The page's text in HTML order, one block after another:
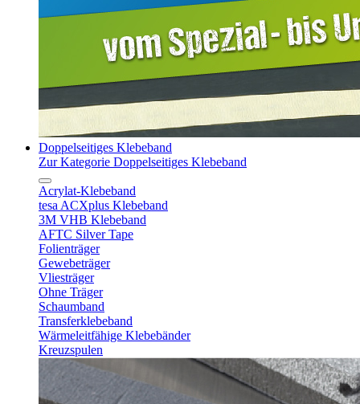
Doppelseitiges Klebeband
Zur Kategorie Doppelseitiges Klebeband
Acrylat-Klebeband
tesa ACXplus Klebeband
3M VHB Klebeband
AFTC Silver Tape
Folienträger
Gewebeträger
Vliesträger
Ohne Träger
Schaumband
Transferklebeband
Wärmeleitfähige Klebebänder
Kreuzspulen